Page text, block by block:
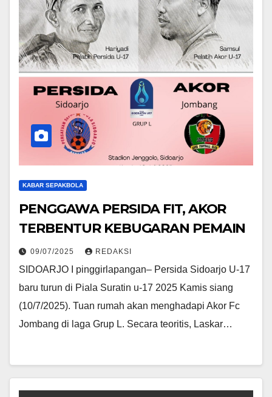
KABAR SEPAKBOLA
PENGGAWA PERSIDA FIT, AKOR
TERBENTUR KEBUGARAN PEMAIN
09/07/2025 REDAKSI
SIDOARJO I pinggirlapangan– Persida Sidoarjo U-17
baru turun di Piala Suratin u-17 2025 Kamis siang
(10/7/2025). Tuan rumah akan menghadapi Akor Fc
Jombang di laga Grup L. Secara teoritis, Laskar…